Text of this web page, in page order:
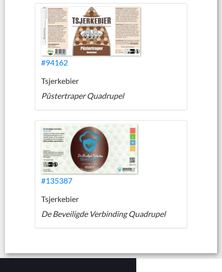
#94162
Tsjerkebier
Pûstertraper Quadrupel
#135387
Tsjerkebier
De Beveiligde Verbinding Quadrupel